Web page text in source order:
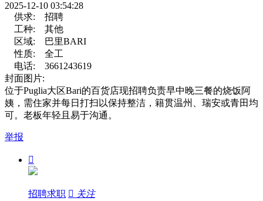
2025-12-10 03:54:28
供求:
招聘
工种:
其他
区域:
巴里BARI
性质:
全工
电话:
3661243619
封面图片:
位于Puglia大区Bari的百货店现招聘负责早中晚三餐的烧饭阿
姨，需住家并每日打扫以保持整洁，籍贯温州、瑞安或青田均
可。老板年轻且易于沟通。
举报

招聘求职  关注